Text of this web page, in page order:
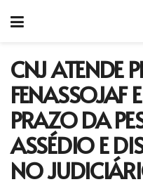
CNJ ATENDE
FENASSOJAF
PRAZO DA
ASSÉDIO E
NO